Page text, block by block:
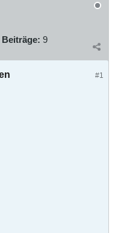
Beiträge: 9
#1